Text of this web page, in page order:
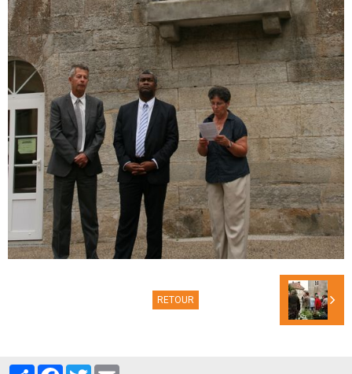
RETOUR
PartagerFacebook
Twitter